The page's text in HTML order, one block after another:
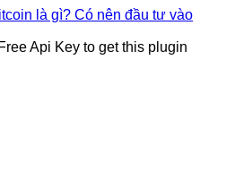
là gì? Có nên đầu tư vào
Api Key to get this plugin